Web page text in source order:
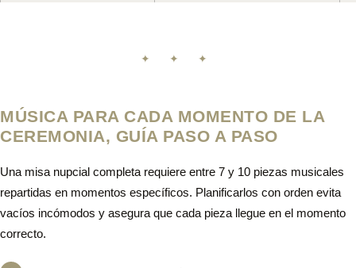
✦ ✦ ✦
MÚSICA PARA CADA MOMENTO DE LA
CEREMONIA, GUÍA PASO A PASO
Una misa nupcial completa requiere entre 7 y 10 piezas musicales
repartidas en momentos específicos. Planificarlos con orden evita
vacíos incómodos y asegura que cada pieza llegue en el momento
correcto.